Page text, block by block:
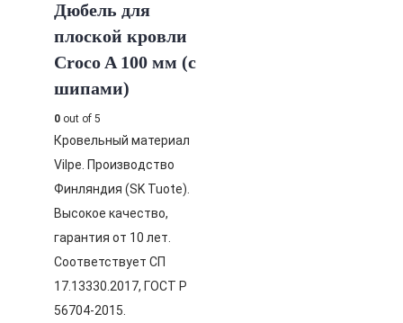
Дюбель для
плоской кровли
Croco A 100 мм (с
шипами)
0 out of 5
Кровельный материал
Vilpe. Производство
Финляндия (SK Tuote).
Высокое качество,
гарантия от 10 лет.
Соответствует СП
17.13330.2017, ГОСТ Р
56704-2015.